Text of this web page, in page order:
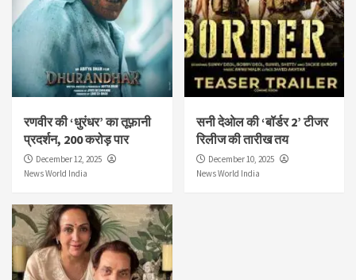
रणवीर की ‘धुरंधर’ का तूफ़ानी
प्रदर्शन, 200 करोड़ पार
December 12, 2025
News World India
सनी देओल की ‘बॉर्डर 2’ टीजर
रिलीज की तारीख तय
December 10, 2025
News World India